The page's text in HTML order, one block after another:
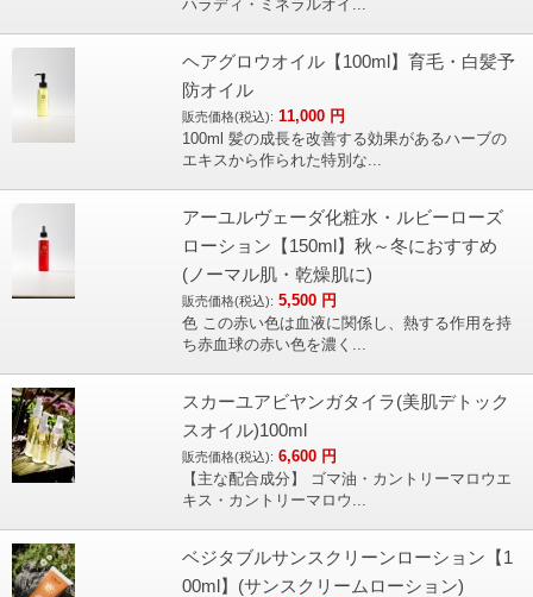
ハラディ・ミネラルオイ...
ヘアグロウオイル【100ml】育毛・白髪予
防オイル
販売価格(税込): 11,000 円
100ml 髪の成長を改善する効果があるハーブの
エキスから作られた特別な...
アーユルヴェーダ化粧水・ルビーローズ
ローション【150ml】秋～冬におすすめ
(ノーマル肌・乾燥肌に)
販売価格(税込): 5,500 円
色 この赤い色は血液に関係し、熱する作用を持
ち赤血球の赤い色を濃く...
スカーユアビヤンガタイラ(美肌デトック
スオイル)100ml
販売価格(税込): 6,600 円
【主な配合成分】 ゴマ油・カントリーマロウエ
キス・カントリーマロウ...
ベジタブルサンスクリーンローション【1
00ml】(サンスクリームローション)